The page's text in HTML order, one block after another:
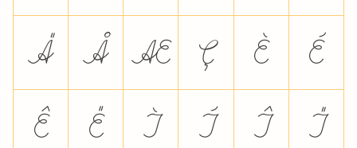
Ä
Å Æ Ç È
É
Ê
Ë Ì Í Î
Ï